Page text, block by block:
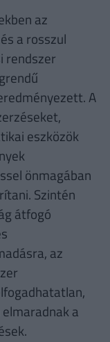
az
a rosszul
rendszer
A
eszközök
önmagában
Szintén
átfogó
az
a